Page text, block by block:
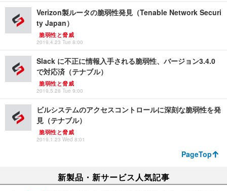
Verizon製ルータの脆弱性発見（Tenable Network Securi
ty Japan）
脆弱性と脅威
2019.4.23 Tue 8:00
Slack に不正に情報入手される脆弱性、バージョン3.4.0
で対応済（テナブル）
脆弱性と脅威
2019.5.28 Tue 9:00
ビルシステムのアクセスコントロールに深刻な脆弱性を発
見（テナブル）
脆弱性と脅威
2019.1.23 Wed 8:01
PageTop
新製品・新サービス人気記事